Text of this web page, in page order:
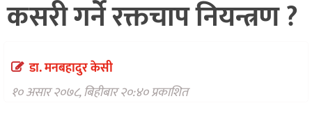
विचार
फर्मा
कसरी गर्ने रक्तचाप नियन्त्रण ?
डा. मनबहादुर केसी
१० असार २०७८, बिहीबार २०:४० प्रकाशित